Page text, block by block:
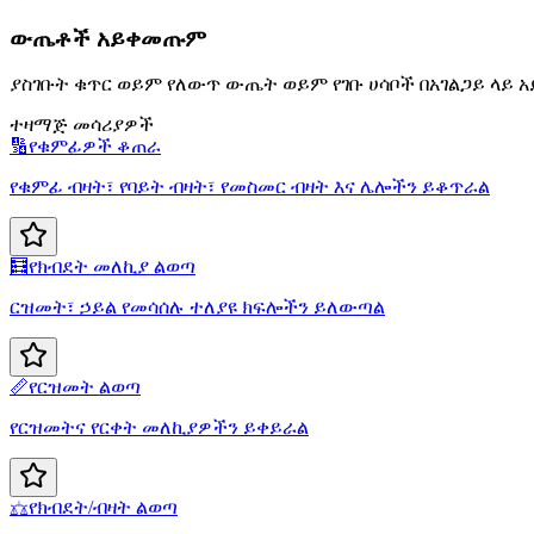
ውጤቶች አይቀመጡም
ያስገቡት ቁጥር ወይም የለውጥ ውጤት ወይም የገቡ ሀሳቦች በአገልጋይ ላይ
ተዛማጅ መሳሪያዎች
🔢የቁምፊዎች ቆጠራ
የቁምፊ ብዛት፣ የባይት ብዛት፣ የመስመር ብዛት እና ሌሎችን ይቆጥራል
🧮የክብደት መለኪያ ልወጣ
ርዝመት፣ ኃይል የመሳሰሉ ተለያዩ ክፍሎችን ይለውጣል
📏የርዝመት ልወጣ
የርዝመትና የርቀት መለኪያዎችን ይቀይራል
⚖️የክብደት/ብዛት ልወጣ